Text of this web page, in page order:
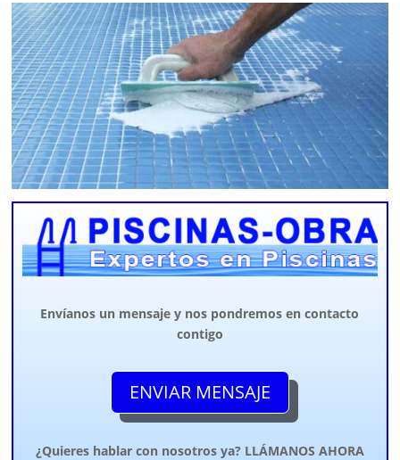
Envíanos un mensaje y nos pondremos en contacto
contigo
ENVIAR MENSAJE
¿Quieres hablar con nosotros ya? LLÁMANOS AHORA